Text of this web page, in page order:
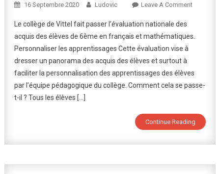
16 Septembre 2020 Ludovic Leave A CommentOn
Acquis
De
6ème
Le collège de Vittel fait passer l’évaluation nationale des
acquis des élèves de 6ème en français et mathématiques.
Personnaliser les apprentissages Cette évaluation vise à
dresser un panorama des acquis des élèves et surtout à
faciliter la personnalisation des apprentissages des élèves
par l’équipe pédagogique du collège. Comment cela se passe-
t-il ? Tous les élèves […]
Continue Reading